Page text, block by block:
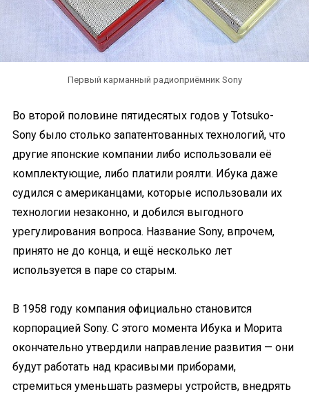
Первый карманный радиоприёмник Sony
Во второй половине пятидесятых годов у Totsuko-
Sony было столько запатентованных технологий, что
другие японские компании либо использовали её
комплектующие, либо платили роялти. Ибука даже
судился с американцами, которые использовали их
технологии незаконно, и добился выгодного
урегулирования вопроса. Название Sony, впрочем,
принято не до конца, и ещё несколько лет
используется в паре со старым.
В 1958 году компания официально становится
корпорацией Sony. С этого момента Ибука и Морита
окончательно утвердили направление развития — они
будут работать над красивыми приборами,
стремиться уменьшать размеры устройств, внедрять